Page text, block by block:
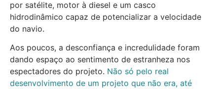
por satélite, motor à diesel e um casco
hidrodinâmico capaz de potencializar a velocidade
do navio.
Aos poucos, a desconfiança e incredulidade foram
dando espaço ao sentimento de estranheza nos
espectadores do projeto. Não só pelo real
desenvolvimento de um projeto que não era, até